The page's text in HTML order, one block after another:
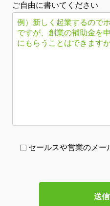
ご自由に書いてください
セールスや営業のメー